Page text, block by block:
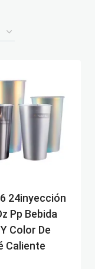
24inyección
Pp Bebida
Color De
Caliente